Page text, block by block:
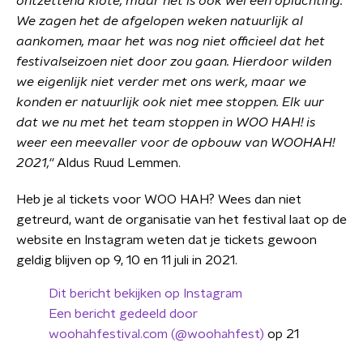
We zagen het de afgelopen weken natuurlijk al
aankomen, maar het was nog niet officieel dat het
festivalseizoen niet door zou gaan. Hierdoor wilden
we eigenlijk niet verder met ons werk, maar we
konden er natuurlijk ook niet mee stoppen. Elk uur
dat we nu met het team stoppen in WOO HAH! is
weer een meevaller voor de opbouw van WOOHAH!
2021,'' Aldus Ruud Lemmen.
Heb je al tickets voor WOO HAH? Wees dan niet
getreurd, want de organisatie van het festival laat op de
website en Instagram weten dat je tickets gewoon
geldig blijven op 9, 10 en 11 juli in 2021.
Dit bericht bekijken op Instagram
Een bericht gedeeld door
woohahfestival.com (@woohahfest) op 21